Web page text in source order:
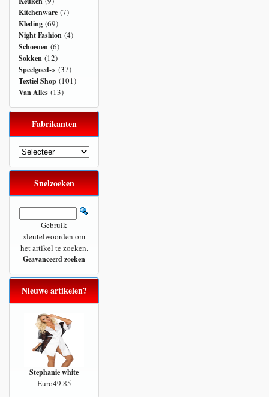
Kitchenware (7)
Kleding (69)
Night Fashion (4)
Schoenen (6)
Sokken (12)
Speelgoed-> (37)
Textiel Shop (101)
Van Alles (13)
Fabrikanten
Snelzoeken
Gebruik
sleutelwoorden om
het artikel te zoeken.
Geavanceerd zoeken
Nieuwe artikelen?
Stephanie white
Euro49.85